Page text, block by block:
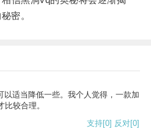
密。
以适当降低一些。我个人觉得，一款加
较合理。
支持[0] 反对[0]